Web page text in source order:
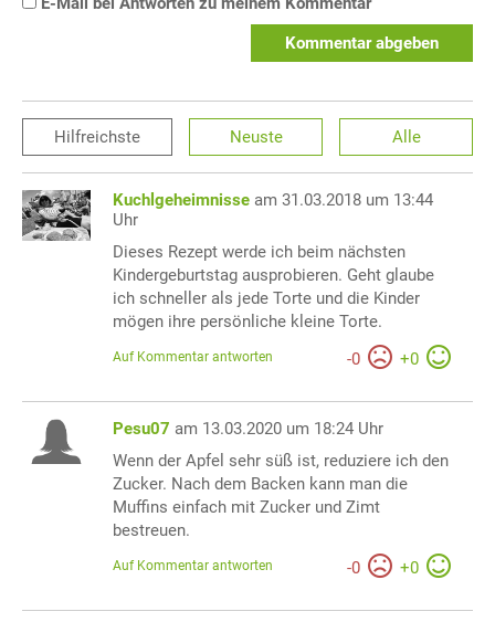
Kommentar abgeben
Hilfreichste Neuste Alle
Kuchlgeheimnisse am 31.03.2018 um 13:44
Uhr
Dieses Rezept werde ich beim nächsten
Kindergeburtstag ausprobieren. Geht glaube
ich schneller als jede Torte und die Kinder
mögen ihre persönliche kleine Torte.
-0 +0
Auf Kommentar antworten
Pesu07 am 13.03.2020 um 18:24 Uhr
Wenn der Apfel sehr süß ist, reduziere ich den
Zucker. Nach dem Backen kann man die
Muffins einfach mit Zucker und Zimt
bestreuen.
-0 +0
Auf Kommentar antworten